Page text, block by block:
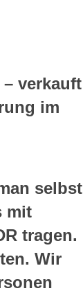
verkauft
im
selbst
mit
tragen.
Wir